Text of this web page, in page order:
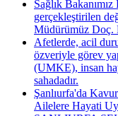
Sağlık
gerçekleştirilen
Müdürümüz Doç.
Afetlerde, acil
özveriyle görev
(UMKE), insan
sahadadır.
Şanlıurfa'da
Ailelere Hayati